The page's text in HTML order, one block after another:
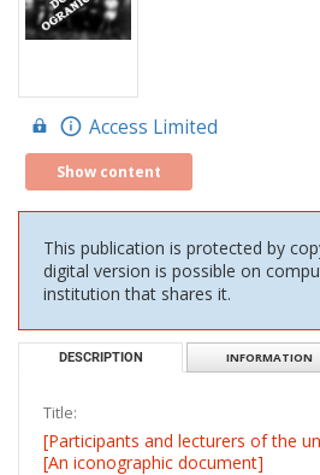
Access Limited
Show content
This publication is protected by
digital version is possible on
institution that shares it.
DESCRIPTION INFORMATION
Title:
[Participants and lecturers of the
[An iconographic document]